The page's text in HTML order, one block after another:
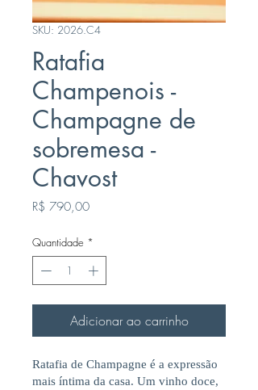
SKU: 2026.C4
Ratafia
Champenois -
Champagne de
sobremesa -
Chavost
R$ 790,00Preço
Quantidade *
Adicionar ao carrinho
Ratafia de Champagne é a expressão
mais íntima da casa. Um vinho doce,